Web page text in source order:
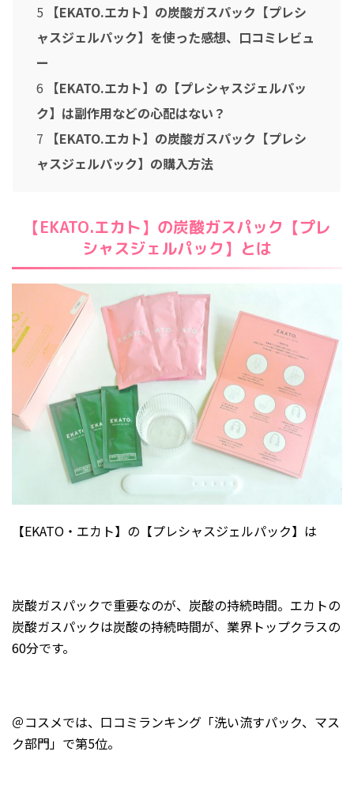
2018年4月
2018年3月
2018年1月
2017年12月
2017年10月
2017年6月
2016年1月
2015年6月
2015年2月
5 【EKATO.エカト】の炭酸ガスパック【プレシ
ャスジェルパック】を使った感想、口コミレビュ
ー
6 【EKATO.エカト】の【プレシャスジェルパッ
ク】は副作用などの心配はない？
7 【EKATO.エカト】の炭酸ガスパック【プレシ
ャスジェルパック】の購入方法
【EKATO.エカト】の炭酸ガスパック【プレ
シャスジェルパック】とは
【EKATO・エカト】の【プレシャスジェルパック】は
炭酸ガスパックで重要なのが、炭酸の持続時間。エカトの
炭酸ガスパックは炭酸の持続時間が、業界トップクラスの
60分です。
＠コスメでは、口コミランキング「洗い流すパック、マス
ク部門」で第5位。